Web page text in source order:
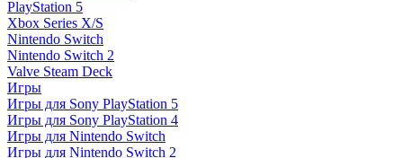
PlayStation 5
Xbox Series X/S
Nintendo Switch
Nintendo Switch 2
Valve Steam Deck
Игры
Игры для Sony PlayStation 5
Игры для Sony PlayStation 4
Игры для Nintendo Switch
Игры для Nintendo Switch 2